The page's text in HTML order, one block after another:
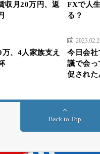
収月20万円、返
FXで人
る？
、4人家族支え
今日会社
議で会っ
促された
Back to Top